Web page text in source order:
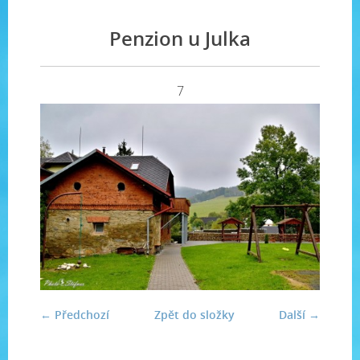
Penzion u Julka
7
← Předchozí Další →
Zpět do složky